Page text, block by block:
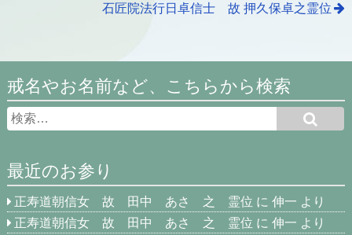
石匠院法行日卓信士 故 押久保卓之霊位
戒名やお名前など、こちらから検索
最近のお参り
正寿道朝信女 故 田中 あさ 之 霊位 に伸一 より
正寿道朝信女 故 田中 あさ 之 霊位 に伸一 より